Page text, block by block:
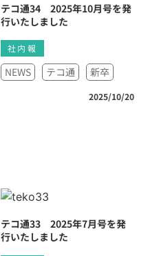
テコ通34 2025年10月号を発
行いたしました
社内報
NEWS テコ通 新卒
2025/10/20
テコ通33 2025年7月号を発
行いたしました